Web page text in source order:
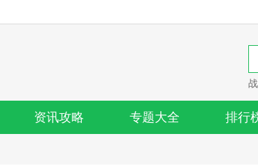
资讯攻略 专题大全 排行